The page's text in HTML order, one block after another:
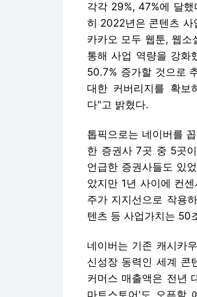
각각 29%, 47%에 달
히 2022년은 콘텐츠 사
카카오 모두 웹툰, 웹소
통해 사업 역량을 강화
50.7% 증가할 것으로
대한 커버리지를 확보
다"고 밝혔다.
톱픽으로는 네이버를
한 증권사 7곳 중 5곳
언급한 증권사들도 있
았지만 1년 사이에 컨
주가 지지선으로 작용
텐츠 등 사업가치는 50
네이버는 기존 캐시카
신성장 동력인 세계 콘
커머스 매출액은 전년
마트스토어'도 오픈할